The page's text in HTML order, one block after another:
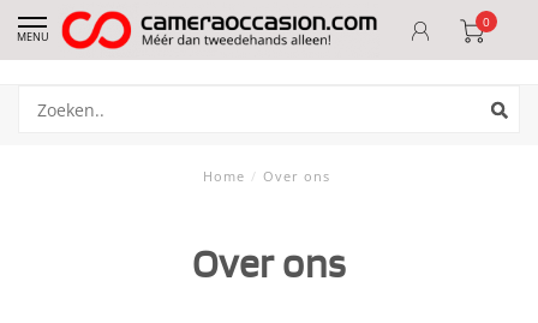
MENU
0
Home / Over ons
Over ons